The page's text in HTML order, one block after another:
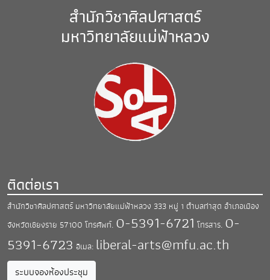
สำนักวิชาศิลปศาสตร์
มหาวิทยาลัยแม่ฟ้าหลวง
ติดต่อเรา
สำนักวิชาศิลปศาสตร์ มหาวิทยาลัยแม่ฟ้าหลวง 333 หมู่ 1 ตำบลท่าสุด อำเภอเมือง
จังหวัดเชียงราย 57100 โทรศัพท์. 0-5391-6721 โทรสาร. 0-
5391-6723 อีเมล: liberal-arts@mfu.ac.th
ระบบจองห้องประชุม